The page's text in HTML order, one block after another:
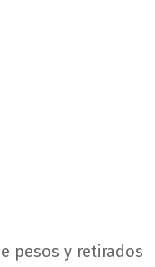
pesos y retirados